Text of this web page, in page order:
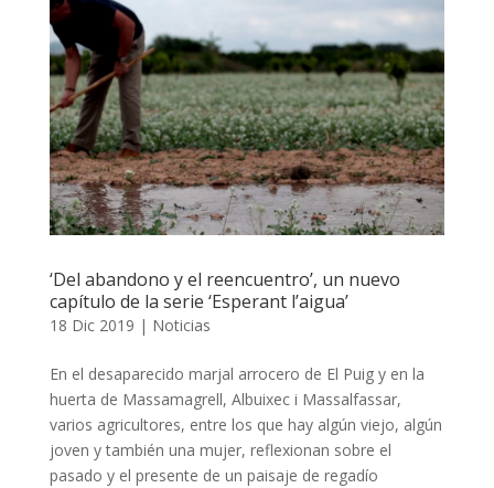
‘Del abandono y el reencuentro’, un nuevo
capítulo de la serie ‘Esperant l’aigua’
18 Dic 2019 | Noticias
En el desaparecido marjal arrocero de El Puig y en la
huerta de Massamagrell, Albuixec i Massalfassar,
varios agricultores, entre los que hay algún viejo, algún
joven y también una mujer, reflexionan sobre el
pasado y el presente de un paisaje de regadío